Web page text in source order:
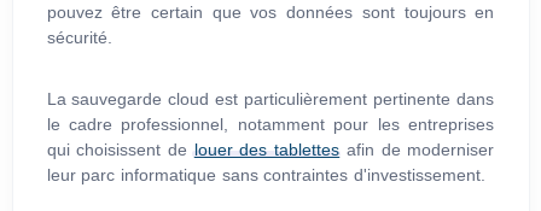
pouvez être certain que vos données sont toujours en
sécurité.
La sauvegarde cloud est particulièrement pertinente dans
le cadre professionnel, notamment pour les entreprises
qui choisissent de louer des tablettes afin de moderniser
leur parc informatique sans contraintes d'investissement.